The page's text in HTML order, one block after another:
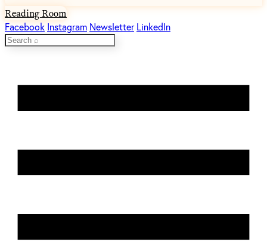
Reading Room
Facebook Instagram Newsletter LinkedIn